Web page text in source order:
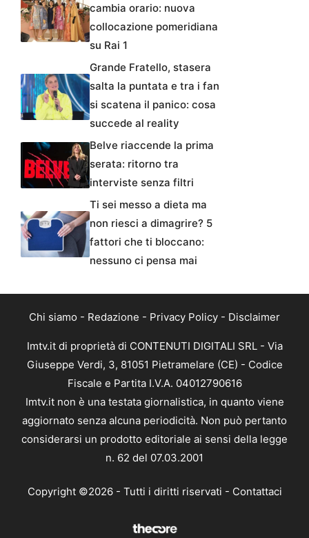
cambia orario: nuova
collocazione pomeridiana
su Rai 1
Grande Fratello, stasera
salta la puntata e tra i fan
si scatena il panico: cosa
succede al reality
Belve riaccende la prima
serata: ritorno tra
interviste senza filtri
Ti sei messo a dieta ma
non riesci a dimagrire? 5
fattori che ti bloccano:
nessuno ci pensa mai
Chi siamo - Redazione - Privacy Policy - Disclaimer
Imtv.it di proprietà di CONTENUTI DIGITALI SRL - Via
Giuseppe Verdi, 3, 81051 Pietramelare (CE) - Codice
Fiscale e Partita I.V.A. 04012790616
Imtv.it non è una testata giornalistica, in quanto viene
aggiornato senza alcuna periodicità. Non può pertanto
considerarsi un prodotto editoriale ai sensi della legge
n. 62 del 07.03.2001
Copyright ©2026 - Tutti i diritti riservati - Contattaci